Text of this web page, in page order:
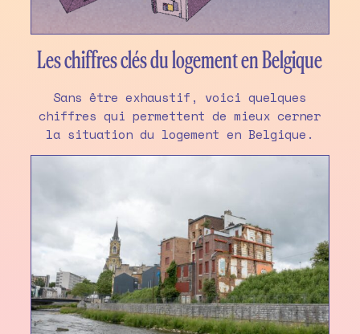
Les chiffres clés du logement en Belgique
Sans être exhaustif, voici quelques
chiffres qui permettent de mieux cerner
la situation du logement en Belgique.